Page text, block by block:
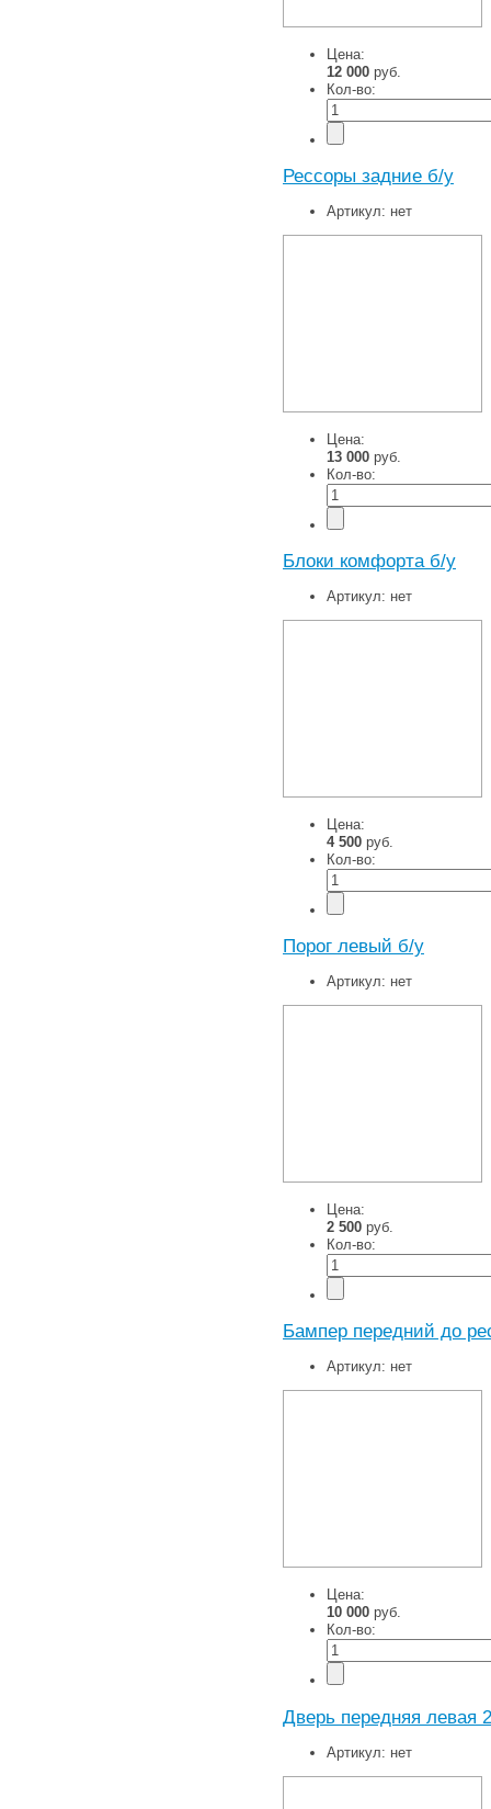
Цена:
12 000 руб.
Кол-во:
Рессоры задние б/у
Артикул: нет
Цена:
13 000 руб.
Кол-во:
Блоки комфорта б/у
Артикул: нет
Цена:
4 500 руб.
Кол-во:
Порог левый б/у
Артикул: нет
Цена:
2 500 руб.
Кол-во:
Бампер передний до
Артикул: нет
Цена:
10 000 руб.
Кол-во:
Дверь передняя левая
Артикул: нет